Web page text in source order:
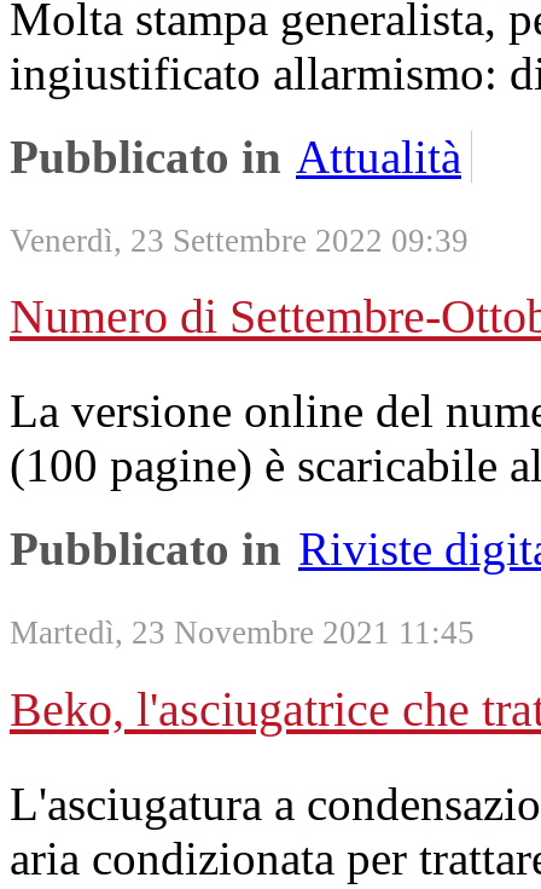
Molta stampa generalista,
ingiustificato allarmismo:
Pubblicato in Attualità
Venerdì, 23 Settembre 2022 09:39
Numero di Settembre-
La versione online del
(100 pagine) è scaricabile
Pubblicato in Riviste
Martedì, 23 Novembre 2021 11:45
Beko, l'asciugatrice che
L'asciugatura a
aria condizionata per